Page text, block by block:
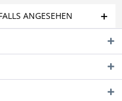
ANGESEHEN